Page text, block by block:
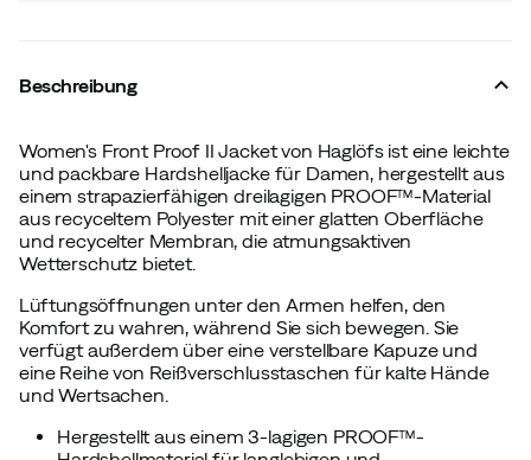
Beschreibung
Women's Front Proof II Jacket von Haglöfs ist eine leichte
und packbare Hardshelljacke für Damen, hergestellt aus
einem strapazierfähigen dreilagigen PROOF™-Material
aus recyceltem Polyester mit einer glatten Oberfläche
und recycelter Membran, die atmungsaktiven
Wetterschutz bietet.
Lüftungsöffnungen unter den Armen helfen, den
Komfort zu wahren, während Sie sich bewegen. Sie
verfügt außerdem über eine verstellbare Kapuze und
eine Reihe von Reißverschlusstaschen für kalte Hände
und Wertsachen.
Hergestellt aus einem 3-lagigen PROOF™-